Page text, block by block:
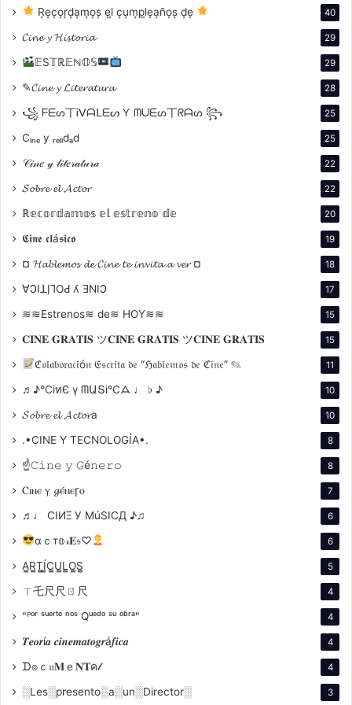
SINOPSIS
criado en Alemania, es detenido durante un control
rutinario en Pakistán. Sospechoso de ser un
terrorista, acaba en el tristemente famoso campo de
prisioneros estadounidense de Guantánamo a
inocencia, permanece detenido. Rabiye, la madre de
Kurnaz, inicia una lucha casi desesperada para
conseguir la liberación de su hijo. Junto al abogado de
derechos humanos Bernhard Docke, presentan una
demanda contra el gobierno estadounidense. Este
directamente a la política internacional. El proceso
judicial se prolonga durante años y lleva al dúo
Kurnaz-Docke hasta el Tribunal Supremo de Estados
Unidos.
R͙e͙c͙o͙r͙d͙a͙m͙o͙s͙ e͙l͙ c͙u͙m͙p͙l͙e͙a͙ño͙s͙ d͙e͙ 40
𝓒𝓲𝓷𝓮 𝔂 𝓗𝓲𝓼𝓽𝓸𝓻𝓲𝓪 29
𝔼S𝕋ℝ𝔼ℕ𝕆𝕊 29
✎𝓒𝓲𝓷𝓮 𝔂 𝓛𝓲𝓽𝓮𝓻𝓪𝓽𝓾𝓻𝓪 28
꧁ ᖴᗴᔕ丅Ꭵᐯᗩᒪᗴᔕ Ƴ ᗰᑌᗴᔕ丅ᖇᗩᔕ ꧂ 25
Cᵢₙₑ y ᵣₑₗᵢdₐd 25
𝒞𝒾𝓃𝑒 𝓎 𝓁𝒾𝓉𝑒𝓇𝒶𝓉𝓊𝓇𝒶 22
𝓢𝓸𝓫𝓻𝓮 𝓮𝓵 𝓐𝓬𝓽𝓸𝓻 22
ℝ𝕖𝕔𝕠𝕣𝕕𝕒𝕞𝕠𝕤 𝕖𝕝 𝕖𝕤𝕥𝕣𝕖𝕟𝕠 𝕕𝕖 20
𝕮𝖎𝖓𝖊 𝖈𝖑á𝖘𝖎𝖈𝖔 19
¤ 𝓗𝓪𝓫𝓵𝓮𝓶𝓸𝓼 𝓭𝓮 𝓒𝓲𝓷𝓮 𝓽𝓮 𝓲𝓷𝓿𝓲𝓽𝓪 𝓪 𝓿𝓮𝓻 ¤ 18
∀ϽIꓕI̗⅂OԀ ʎ ƎNIϽ 17
≋≋Estrenos≋ de≋ HOY≋≋ 15
𝐂𝐈𝐍𝐄 𝐆𝐑𝐀𝐓𝐈𝐒 ツ𝐂𝐈𝐍𝐄 𝐆𝐑𝐀𝐓𝐈𝐒 ツ𝐂𝐈𝐍𝐄 𝐆𝐑𝐀𝐓𝐈𝐒 15
ℭ𝔬𝔩𝔞𝔟𝔬𝔯𝔞𝔠𝔦ó𝔫 𝔈𝔰𝔠𝔯𝔦𝔱𝔞 𝔡𝔢 “ℌ𝔞𝔟𝔩𝔢𝔪𝔬𝔰 𝔡𝔢 ℭ𝔦𝔫𝔢” ✎ 11
♬♪℃іทЄ ү ᗰԱՏі℃ᗋ ♩ ♭ ♪ 10
𝓢𝓸𝓫𝓻𝓮 𝓮𝓵 𝓐𝓬𝓽𝓸𝓻a 10
.•CINE Y TECNOLOGÍA•. 8
☝𝙲𝚒𝚗𝚎 𝚢 𝙶é𝚗𝚎𝚛𝚘 8
Ⲥⲓⲛⲉ ⲩ 𝓰ⲉ́ⲛⲉꞅⲟ 7
♬♩ CIИΞ У MúSICД ♪♫ 6
αｃт𝕠𝓇𝐄𝔰♡ 6
A̳R̳T̳Í̳C̳U̳L̳O̳S̳ 5
ㄒ乇尺尺ㄖ尺 4
"ᴾᵒʳ ˢᵘᵉʳᵗᵉ ⁿᵒˢ Qᵘᵉᵈᵒ ˢᵘ ᵒᵇʳᵃ" 4
𝑻𝒆𝒐𝒓í𝒂 𝒄𝒊𝒏𝒆𝒎𝒂𝒕𝒐𝒈𝒓á𝒇𝒊𝒄𝒂 4
ᗪ๏ｃ𝔲𝐌ｅ𝐍𝐓ค𝓁 4
░Les░presento░a░un░Director░ 3